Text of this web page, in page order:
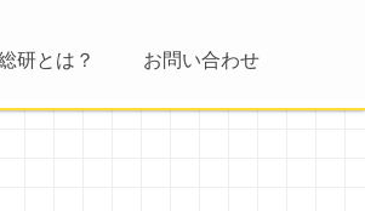
研とは？ お問い合わせ